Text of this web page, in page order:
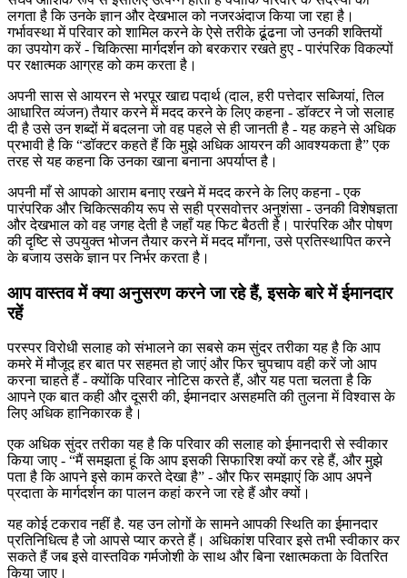
लगता है कि उनके ज्ञान और देखभाल को नजरअंदाज किया जा रहा है।
गर्भावस्था में परिवार को शामिल करने के ऐसे तरीके ढूंढना जो उनकी शक्तियों
का उपयोग करें - चिकित्सा मार्गदर्शन को बरकरार रखते हुए - पारंपरिक विकल्पों
पर रक्षात्मक आग्रह को कम करता है।
अपनी सास से आयरन से भरपूर खाद्य पदार्थ (दाल, हरी पत्तेदार सब्जियां, तिल
आधारित व्यंजन) तैयार करने में मदद करने के लिए कहना - डॉक्टर ने जो सलाह
दी है उसे उन शब्दों में बदलना जो वह पहले से ही जानती है - यह कहने से अधिक
प्रभावी है कि “डॉक्टर कहते हैं कि मुझे अधिक आयरन की आवश्यकता है” एक
तरह से यह कहना कि उनका खाना बनाना अपर्याप्त है।
अपनी माँ से आपको आराम बनाए रखने में मदद करने के लिए कहना - एक
पारंपरिक और चिकित्सकीय रूप से सही प्रसवोत्तर अनुशंसा - उनकी विशेषज्ञता
और देखभाल को वह जगह देती है जहाँ यह फिट बैठती है। पारंपरिक और पोषण
की दृष्टि से उपयुक्त भोजन तैयार करने में मदद माँगना, उसे प्रतिस्थापित करने
के बजाय उसके ज्ञान पर निर्भर करता है।
आप वास्तव में क्या अनुसरण करने जा रहे हैं, इसके बारे में ईमानदार
रहें
परस्पर विरोधी सलाह को संभालने का सबसे कम सुंदर तरीका यह है कि आप
कमरे में मौजूद हर बात पर सहमत हो जाएं और फिर चुपचाप वही करें जो आप
करना चाहते हैं - क्योंकि परिवार नोटिस करते हैं, और यह पता चलता है कि
आपने एक बात कही और दूसरी की, ईमानदार असहमति की तुलना में विश्वास के
लिए अधिक हानिकारक है।
एक अधिक सुंदर तरीका यह है कि परिवार की सलाह को ईमानदारी से स्वीकार
किया जाए - “मैं समझता हूं कि आप इसकी सिफारिश क्यों कर रहे हैं, और मुझे
पता है कि आपने इसे काम करते देखा है” - और फिर समझाएं कि आप अपने
प्रदाता के मार्गदर्शन का पालन कहां करने जा रहे हैं और क्यों।
यह कोई टकराव नहीं है. यह उन लोगों के सामने आपकी स्थिति का ईमानदार
प्रतिनिधित्व है जो आपसे प्यार करते हैं। अधिकांश परिवार इसे तभी स्वीकार कर
सकते हैं जब इसे वास्तविक गर्मजोशी के साथ और बिना रक्षात्मकता के वितरित
किया जाए।